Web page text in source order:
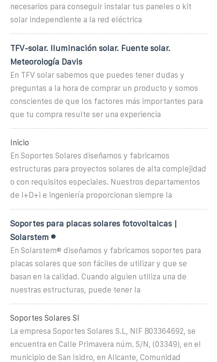
necesarios para conseguir instalar tus paneles o kit
solar independiente a la red eléctrica
TFV-solar. Iluminación solar. Fuente solar.
Meteorología Davis
En TFV solar sabemos que puedes tener dudas y
preguntas a la hora de comprar un producto y somos
conscientes de que los factores más importantes para
que tu compra resulte ser una experiencia
Inicio
En Soportes Solares diseñamos y fabricamos
estructuras para proyectos solares de alta complejidad
o con requisitos especiales. Nuestros departamentos
de I+D+i e ingeniería proporcionan siempre la
Soportes para placas solares fotovoltaicas |
Solarstem ®
En Solarstem® diseñamos y fabricamos soportes para
placas solares que son fáciles de utilizar y que se
basan en la calidad. Cuando alguien utiliza una de
nuestras estructuras, puede tener la
Soportes Solares Sl
La empresa Soportes Solares S.L, NIF B03364692, se
encuentra en Calle Primavera núm. S/N, (03349), en el
municipio de San Isidro, en Alicante, Comunidad